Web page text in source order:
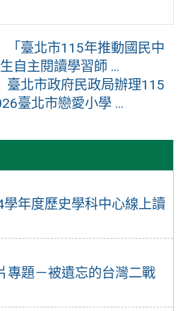
年度歷史學科中心線上讀
專題－被遺忘的台灣二戰
「臺北市115年推動國民中
自主閱讀學習師 ...
臺北市政府民政局辦理115
臺北市戀愛小學 ...